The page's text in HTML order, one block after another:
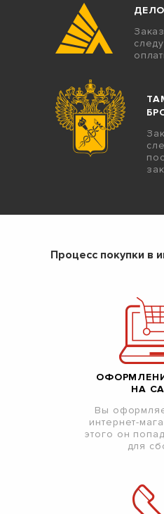
Процесс покупки в
НА
Вы
интернет-
этого он
для